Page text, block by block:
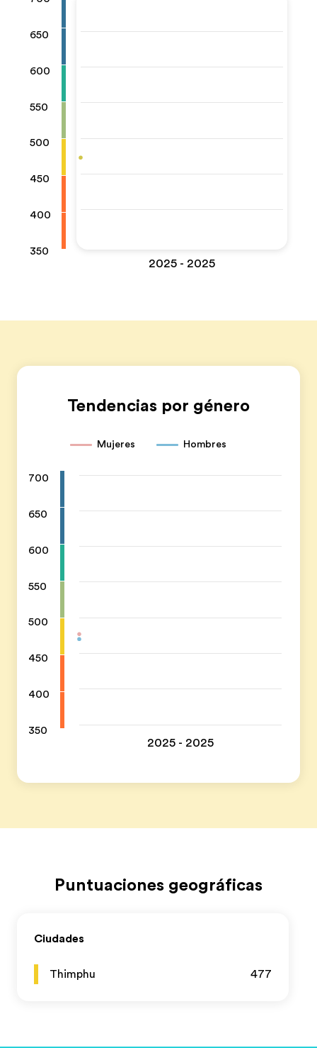
650
600
550
500
450
400
350
2025 - 2025
Tendencias por género
Mujeres Hombres
700
650
600
550
500
450
400
350
2025 - 2025
Puntuaciones geográficas
Ciudades
Thimphu 477